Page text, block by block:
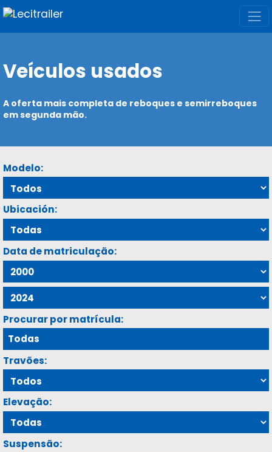
Veículos usados
A oferta mais completa de reboques e semirreboques
em segunda mão.
Modelo:
Ubicación:
Data de matriculação:
Procurar por matrícula:
Travões:
Elevação:
Suspensão: